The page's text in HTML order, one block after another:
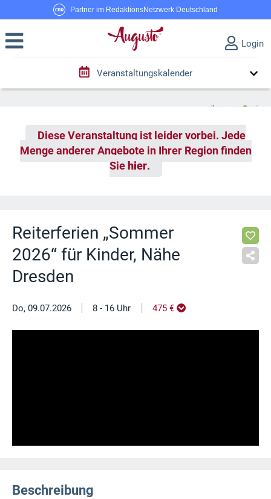
Partner im RedaktionsNetzwerk Deutschland
Login
Veranstaltungskalender
Diese Veranstaltung ist leider vorbei. Jede
Menge anderer Angebote in Ihrer Region finden
Sie hier.
Reiterferien „Sommer
2026“ für Kinder, Nähe
Dresden
Do, 09.07.2026 | 8 - 16 Uhr | 475 €
Beschreibung